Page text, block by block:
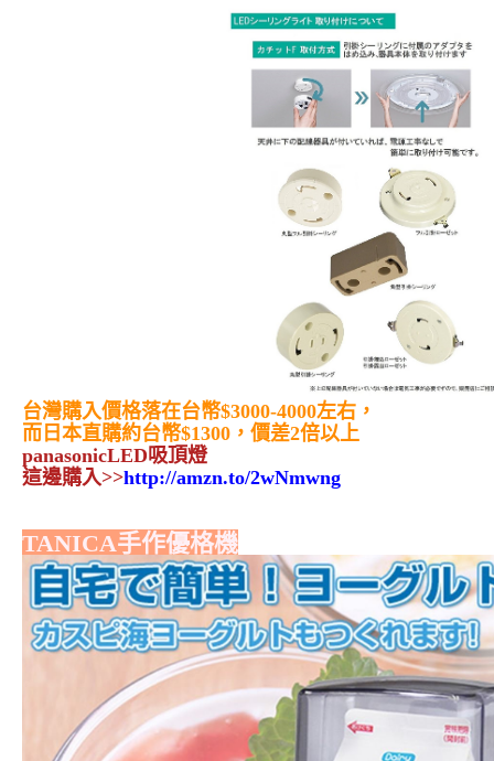
台灣購入價格落在台幣$3000-4000左右，
而日本直購約台幣$1300，價差2倍以上
panasonicLED吸頂燈
這邊購入>>http://amzn.to/2wNmwng
TANICA手作優格機